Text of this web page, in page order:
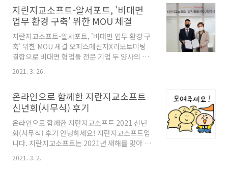
규모의 경우 10..
기술력과 노하우로 ▲정보유출방지(DLP)솔루
션 ‘오피스키퍼’ ▲업무용 협업툴 ‘오피스메신저’
▲주 52시간 근태관리 솔루션 ‘오피스밸런스’ ▲
기업용 웹에디터 ‘나모에디터’ ▲자녀의 PC 및
스마트폰 사용 시간관리 솔루션 ’엑스키퍼’를 제
공하고 있다. 이러한 주력 솔루션을 기반으로 고
객 니즈 맞춤 정보를 카카오톡 채널 내 지속해서
널은 ▲전문 강사의 무료 세미나 정보 ▲지란지
교소프트..
지란지교소프트-알서포트, '비대면
업무 환경 구축' 위한 MOU 체결
지란지교소프트-알서포트, '비대면 업무 환경 구
축' 위한 MOU 체결 오피스메신저X리모트미팅
결합으로 비대면 협업툴 전문 기업 두 양사의 시
너지 극대화 비대면 바우처 사업 통해 양사 서비
스 복수 신청 시 400만원 지원금 전부 받을 수 있
문기업 지란지교소프트(대표 박승애)는 글로벌
비대면·원격 솔루션 전문기업 알서포트(대표 서
형수)와 '비대면 업무 환경 구축'을 위해 업무협
약(MOU)을 체결했다고 25일 밝혔다. 협약식은
서울 대치동 지란지교소프트에서 유일영 지란지
교소프트 영업마케팅그룹장, 알서포트 한상준이
사를 비롯해 관계자가 참석한 가운데 진행됐다.
2021. 3. 26.
온라인으로 함께한 지란지교소프트
신년회(시무식) 후기
온라인으로 함께한 지란지교소프트 2021 신년
회(시무식) 후기 안녕하세요! 지란지교소프트입
니다. 지란지교소프트는 2021년 새해를 맞아 기
존과는 다른 색다른 방법으로 신년회(시무식)을
진행했습니다. 어떻게? 그것은 바로... 온라인으
2021. 3. 2.